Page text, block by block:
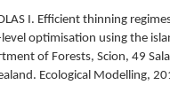
I. Efficient thinning
optimisation using the
of Forests, Scion, 49
Ecological Modelling,